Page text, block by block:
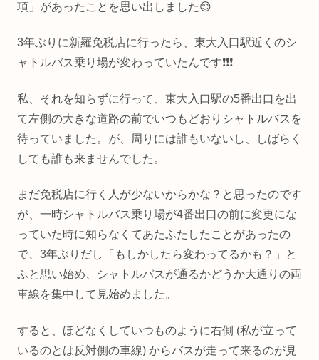
項」があったことを思い出しました😊
3年ぶりに新羅免税店に行ったら、東大入口駅近くのシ
ャトルバス乗り場が変わっていたんです❗❗❗
私、それを知らずに行って、東大入口駅の5番出口を出
て左側の大きな道路の前でいつもどおりシャトルバスを
待っていました。が、周りには誰もいないし、しばらく
しても誰も来ませんでした。
まだ免税店に行く人が少ないからかな？と思ったのです
が、一時シャトルバス乗り場が4番出口の前に変更にな
っていた時に知らなくてあたふたしたことがあったの
で、3年ぶりだし「もしかしたら変わってるかも？」と
ふと思い始め、シャトルバスが通るかどうか大通りの両
車線を集中して見始めました。
すると、ほどなくしていつものように右側 (私が立って
いるのとは反対側の車線) からバスが走って来るのが見